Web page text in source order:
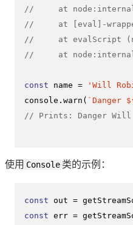
//     at node:internal/
//     at [eval]-
//     at evalScript
//     at
const name = 'Will
console . warn ( `Danger
// Prints: Danger Will
使用 Console 类的示例：
const out =
const err =